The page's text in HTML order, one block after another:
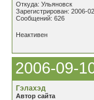
Откуда: Ульяновск
Зарегистрирован: 2006-
Сообщений: 626
Неактивен
2006-09-
Гэлахэд
Автор сайта